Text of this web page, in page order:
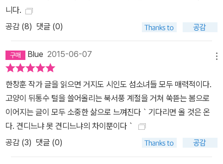
니다.
공감 (8) 댓글 (0)
Blue 2015-06-07
한창훈 작가 글을 읽으면 거지도 시인도 섬소녀들 모두 매력적이다.
고양이 뒤통수 털을 쓸어올리는 북서풍 계절을 거쳐 쑥뜯는 봄으로
이어지는 글이 모두 소중한 삶으로 느껴진다｀기다리면 올 것은 온
다. 견디느냐 못 견디느냐의 차이뿐이다｀
공감 (3) 댓글 (0)